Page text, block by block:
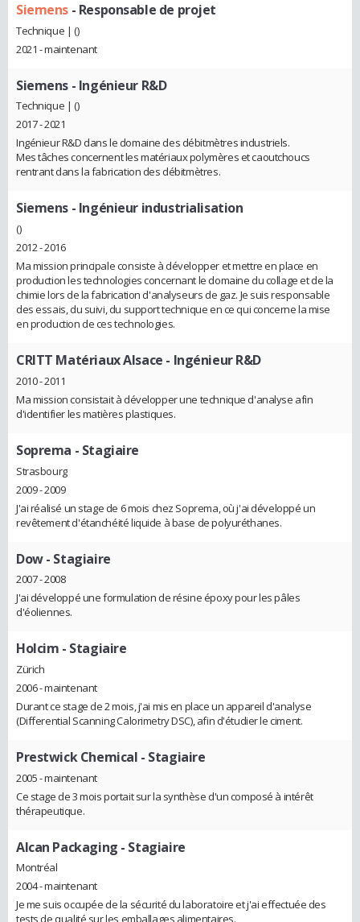
Siemens - Responsable de projet
Technique | ()
2021 - maintenant
Siemens - Ingénieur R&D
Technique | ()
2017 - 2021
Ingénieur R&D dans le domaine des débitmètres industriels.
Mes tâches concernent les matériaux polymères et caoutchoucs
rentrant dans la fabrication des débitmètres.
Siemens - Ingénieur industrialisation
()
2012 - 2016
Ma mission principale consiste à développer et mettre en place en
production les technologies concernant le domaine du collage et de la
chimie lors de la fabrication d'analyseurs de gaz. Je suis responsable
des essais, du suivi, du support technique en ce qui concerne la mise
en production de ces technologies.
CRITT Matériaux Alsace - Ingénieur R&D
2010 - 2011
Ma mission consistait à développer une technique d'analyse afin
d'identifier les matières plastiques.
Soprema - Stagiaire
Strasbourg
2009 - 2009
J'ai réalisé un stage de 6 mois chez Soprema, où j'ai développé un
revêtement d'étanchéité liquide à base de polyuréthanes.
Dow- Stagiaire
2007 - 2008
J'ai développé une formulation de résine époxy pour les pâles
d'éoliennes.
Holcim - Stagiaire
Zürich
2006 - maintenant
Durant ce stage de 2 mois, j'ai mis en place un appareil d'analyse
(Differential Scanning Calorimetry DSC), afin d'étudier le ciment.
Prestwick Chemical - Stagiaire
2005 - maintenant
Ce stage de 3 mois portait sur la synthèse d'un composé à intérêt
thérapeutique.
Alcan Packaging - Stagiaire
Montréal
2004 - maintenant
Je me suis occupée de la sécurité du laboratoire et j'ai effectuée des
tests de qualité sur les emballages alimentaires.